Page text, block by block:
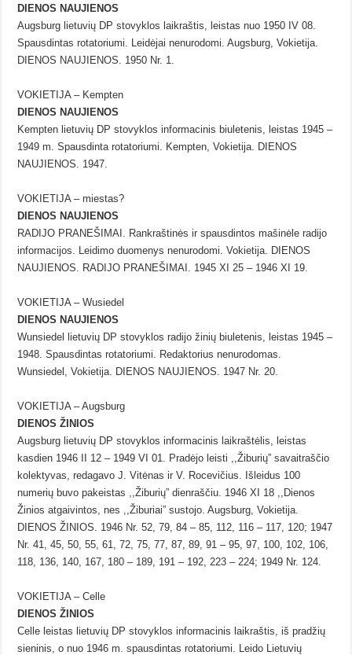
DIENOS NAUJIENOS
Augsburg lietuvių DP stovyklos laikraštis, leistas nuo 1950 IV 08.
Spausdintas rotatoriumi. Leidėjai nenurodomi. Augsburg, Vokietija.
DIENOS NAUJIENOS. 1950 Nr. 1.
VOKIETIJA – Kempten
DIENOS NAUJIENOS
Kempten lietuvių DP stovyklos informacinis biuletenis, leistas 1945 –
1949 m. Spausdinta rotatoriumi. Kempten, Vokietija. DIENOS
NAUJIENOS. 1947.
VOKIETIJA – miestas?
DIENOS NAUJIENOS
RADIJO PRANEŠIMAI. Rankraštinės ir spausdintos mašinėle radijo
informacijos. Leidimo duomenys nenurodomi. Vokietija. DIENOS
NAUJIENOS. RADIJO PRANEŠIMAI. 1945 XI 25 – 1946 XI 19.
VOKIETIJA – Wusiedel
DIENOS NAUJIENOS
Wunsiedel lietuvių DP stovyklos radijo žinių biuletenis, leistas 1945 –
1948. Spausdintas rotatoriumi. Redaktorius nenurodomas.
Wunsiedel, Vokietija. DIENOS NAUJIENOS. 1947 Nr. 20.
VOKIETIJA – Augsburg
DIENOS ŽINIOS
Augsburg lietuvių DP stovyklos informacinis laikraštėlis, leistas
kasdien 1946 II 12 – 1949 VI 01. Pradėjo leisti ,,Žiburių” savaitraščio
kolektyvas, redagavo J. Vitėnas ir V. Rocevičius. Išleidus 100
numerių buvo pakeistas ,,Žiburių” dienraščiu. 1946 XI 18 ,,Dienos
Žinios atgaivintos, nes ,,Žiburiai” sustojo. Augsburg, Vokietija.
DIENOS ŽINIOS. 1946 Nr. 52, 79, 84 – 85, 112, 116 – 117, 120; 1947
Nr. 41, 45, 50, 55, 61, 72, 75, 77, 87, 89, 91 – 95, 97, 100, 102, 106,
118, 136, 140, 167, 180 – 189, 191 – 192, 223 – 224; 1949 Nr. 124.
VOKIETIJA – Celle
DIENOS ŽINIOS
Celle leistas lietuvių DP stovyklos informacinis laikraštis, iš pradžių
sieninis, o nuo 1946 m. spausdintas rotatoriumi. Leido Lietuvių